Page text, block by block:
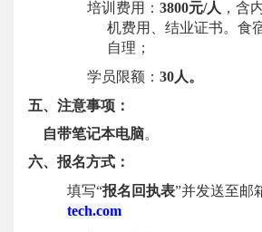
培训费用：3800元/人 ，含
机费用
、结业证书。 食
自理；
学员限额：30人。
五、注意事项：
自带笔记本电脑。
六、报名方式：
填写“报名回执表”并发送至邮
tech.com